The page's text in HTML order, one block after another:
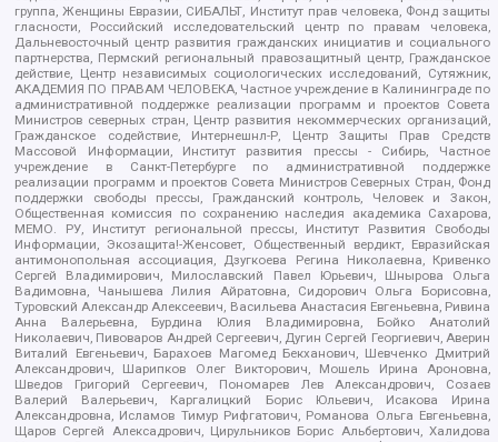
группа, Женщины Евразии, СИБАЛЬТ, Институт прав человека, Фонд защиты
гласности, Российский исследовательский центр по правам человека,
Дальневосточный центр развития гражданских инициатив и социального
партнерства, Пермский региональный правозащитный центр, Гражданское
действие, Центр независимых социологических исследований, Сутяжник,
АКАДЕМИЯ ПО ПРАВАМ ЧЕЛОВЕКА, Частное учреждение в Калининграде по
административной поддержке реализации программ и проектов Совета
Министров северных стран, Центр развития некоммерческих организаций,
Гражданское содействие, Интернешнл-Р, Центр Защиты Прав Средств
Массовой Информации, Институт развития прессы - Сибирь, Частное
учреждение в Санкт-Петербурге по административной поддержке
реализации программ и проектов Совета Министров Северных Стран, Фонд
поддержки свободы прессы, Гражданский контроль, Человек и Закон,
Общественная комиссия по сохранению наследия академика Сахарова,
МЕМО. РУ, Институт региональной прессы, Институт Развития Свободы
Информации, Экозащита!-Женсовет, Общественный вердикт, Евразийская
антимонопольная ассоциация, Дзугкоева Регина Николаевна, Кривенко
Сергей Владимирович, Милославский Павел Юрьевич, Шнырова Ольга
Вадимовна, Чанышева Лилия Айратовна, Сидорович Ольга Борисовна,
Туровский Александр Алексеевич, Васильева Анастасия Евгеньевна, Ривина
Анна Валерьевна, Бурдина Юлия Владимировна, Бойко Анатолий
Николаевич, Пивоваров Андрей Сергеевич, Дугин Сергей Георгиевич, Аверин
Виталий Евгеньевич, Барахоев Магомед Бекханович, Шевченко Дмитрий
Александрович, Шарипков Олег Викторович, Мошель Ирина Ароновна,
Шведов Григорий Сергеевич, Пономарев Лев Александрович, Созаев
Валерий Валерьевич, Каргалицкий Борис Юльевич, Исакова Ирина
Александровна, Исламов Тимур Рифгатович, Романова Ольга Евгеньевна,
Щаров Сергей Алексадрович, Цирульников Борис Альбертович, Халидова